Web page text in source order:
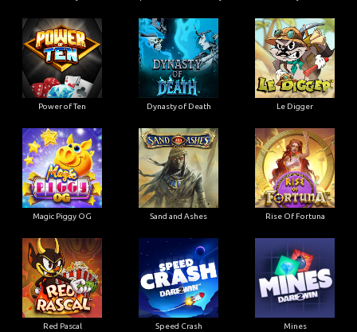
Power of Ten Dynasty of Death Le Digger
Magic Piggy OG Sand and Ashes Rise Of Fortuna
Red Pascal Speed Crash Mines